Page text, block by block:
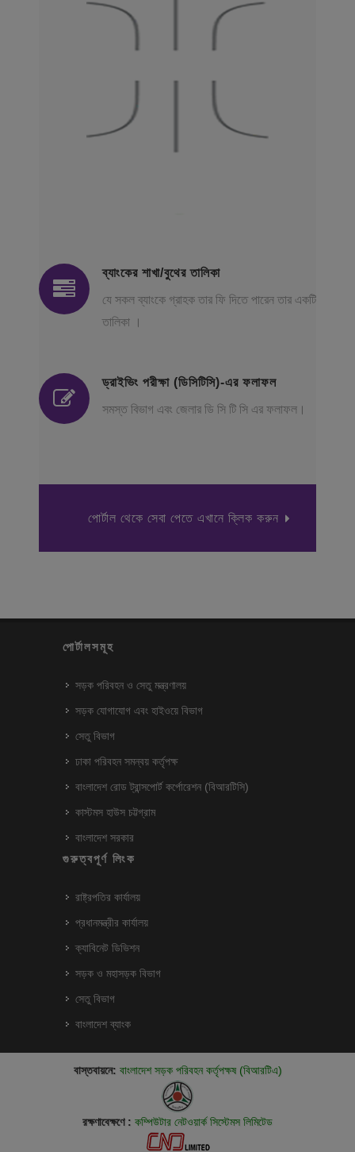
ব্যাংকের শাখা/বুথের তালিকা
যে সকল ব্যাংকে গ্রাহক তার ফি দিতে পারেন তার একটি
তালিকা ।
ড্রাইভিং পরীক্ষা (ডিসিটিসি)-এর ফলাফল
সমস্ত বিভাগ এবং জেলার ডি সি টি সি এর ফলাফল।
পোর্টাল থেকে সেবা পেতে এখানে ক্লিক করুন
পোর্টালসমূহ
সড়ক পরিবহন ও সেতু মন্ত্রণালয়
সড়ক যোগাযোগ এবং হাইওয়ে বিভাগ
সেতু বিভাগ
ঢাকা পরিবহন সমন্বয় কর্তৃপক্ষ
বাংলাদেশ রোড ট্রান্সপোর্ট কর্পোরেশন (বিআরটিসি)
কাস্টমস হাউস চট্টগ্রাম
বাংলাদেশ সরকার
গুরুত্বপূর্ণ লিংক
রাষ্ট্রপতির কার্যালয়
প্রধানমন্ত্রীর কার্যালয়
ক্যাবিনেট ডিভিশন
সড়ক ও মহাসড়ক বিভাগ
সেতু বিভাগ
বাংলাদেশ ব্যাংক
বাস্তবায়নে: বাংলাদেশ সড়ক পরিবহন কর্তৃপক্ষ (বিআরটিএ)
রক্ষণাবেক্ষণে : কম্পিউটার নেটওয়ার্ক সিস্টেমস লিমিটেড